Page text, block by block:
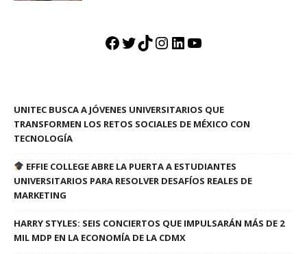
Facebook
Twitter
TikTok
Instagram
LinkedIn
YouTube
UNITEC BUSCA A JÓVENES UNIVERSITARIOS QUE
TRANSFORMEN LOS RETOS SOCIALES DE MÉXICO CON
TECNOLOGÍA
EFFIE COLLEGE ABRE LA PUERTA A ESTUDIANTES
UNIVERSITARIOS PARA RESOLVER DESAFÍOS REALES DE
MARKETING
HARRY STYLES: SEIS CONCIERTOS QUE IMPULSARÁN MÁS DE 2
MIL MDP EN LA ECONOMÍA DE LA CDMX